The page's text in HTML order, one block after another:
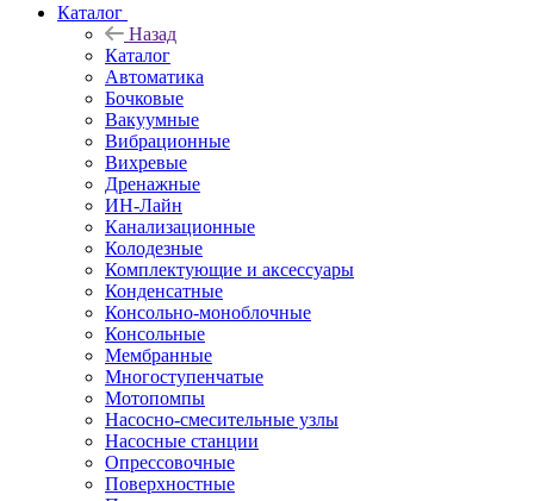
Каталог
Назад
Каталог
Автоматика
Бочковые
Вакуумные
Вибрационные
Вихревые
Дренажные
ИН-Лайн
Канализационные
Колодезные
Комплектующие и аксессуары
Конденсатные
Консольно-моноблочные
Консольные
Мембранные
Многоступенчатые
Мотопомпы
Насосно-смесительные узлы
Насосные станции
Опрессовочные
Поверхностные